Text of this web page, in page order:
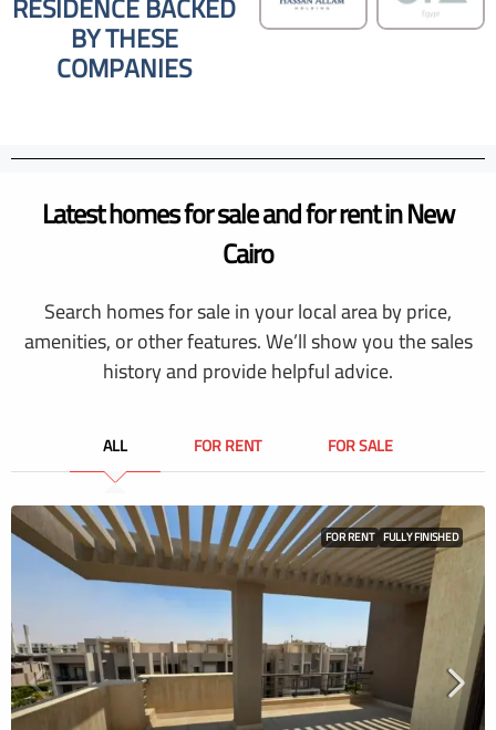
BY THESE
COMPANIES
Latest homes for sale and for rent in New
Cairo
Search homes for sale in your local area by price,
amenities, or other features. We’ll show you the sales
history and provide helpful advice.
ALL FOR RENT FOR SALE
FOR RENT FULLY FINISHED